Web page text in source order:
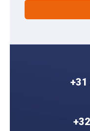
+31